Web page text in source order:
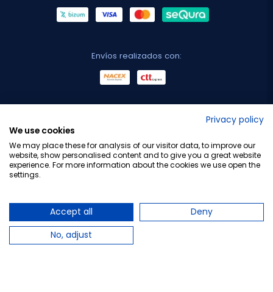
Envíos realizados con:
Privacy policy
We use cookies
We may place these for analysis of our visitor data, to improve our
website, show personalised content and to give you a great website
experience. For more information about the cookies we use open the
settings.
Accept all
Deny
No, adjust